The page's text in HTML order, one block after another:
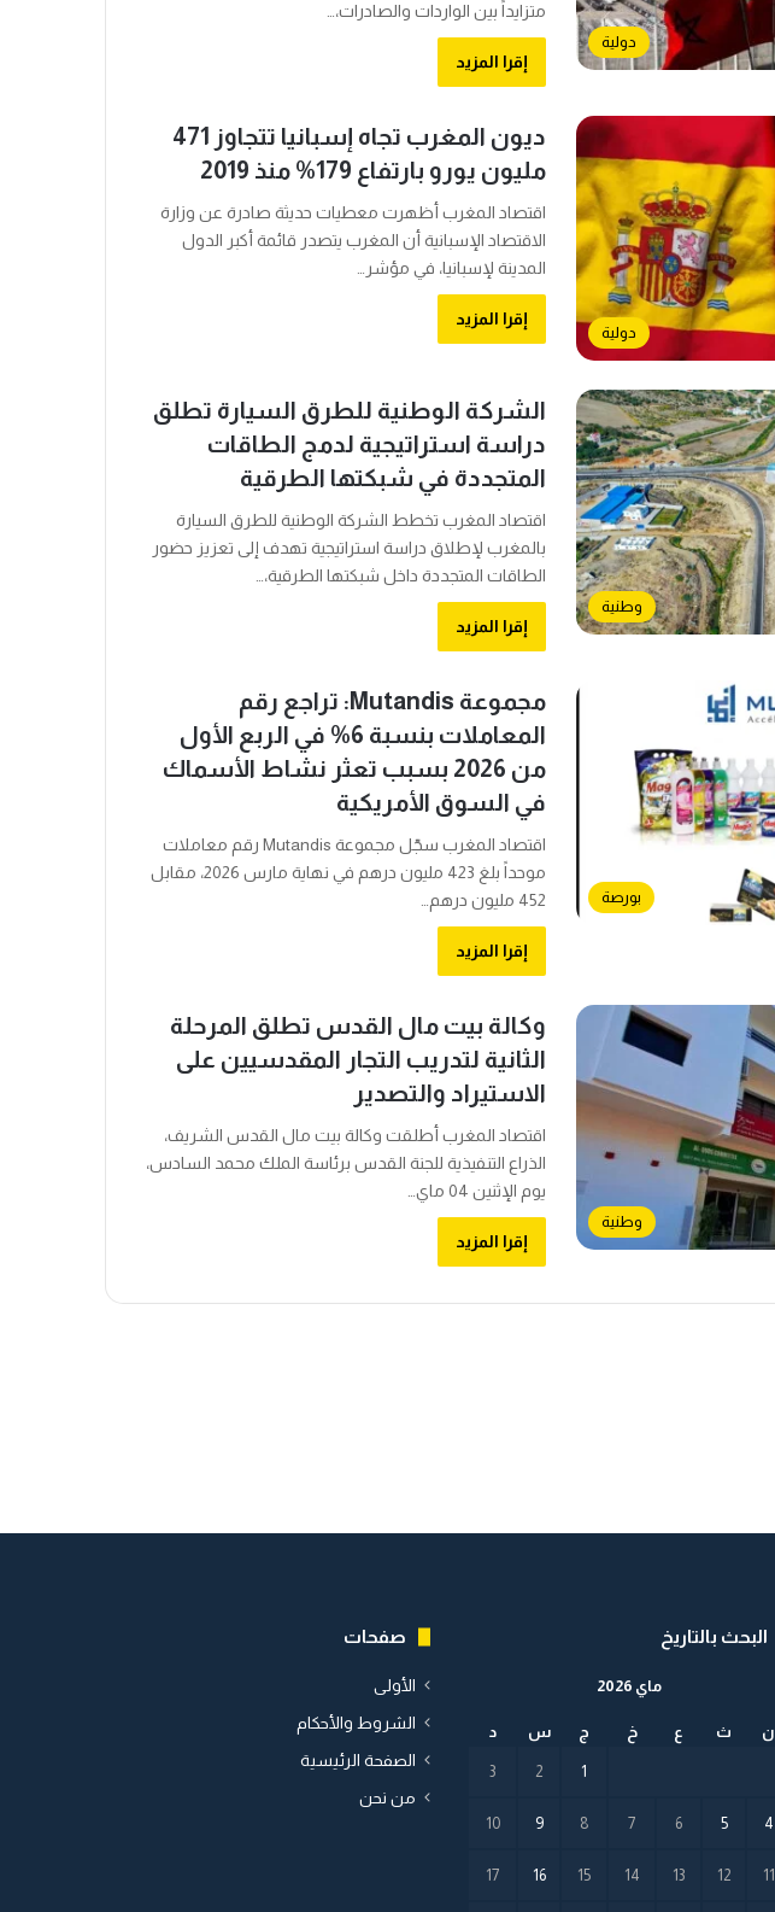
دولية
متزايداً بين الواردات والصادرات،…
إقرا المزيد
دولية
ديون المغرب تجاه إسبانيا تتجاوز 471
مليون يورو بارتفاع 179% منذ 2019
اقتصاد المغرب أظهرت معطيات حديثة صادرة عن وزارة
الاقتصاد الإسبانية أن المغرب يتصدر قائمة أكبر الدول
المدينة لإسبانيا، في مؤشر…
إقرا المزيد
وطنية
الشركة الوطنية للطرق السيارة تطلق
دراسة استراتيجية لدمج الطاقات
المتجددة في شبكتها الطرقية
اقتصاد المغرب تخطط الشركة الوطنية للطرق السيارة
بالمغرب لإطلاق دراسة استراتيجية تهدف إلى تعزيز حضور
الطاقات المتجددة داخل شبكتها الطرقية،…
إقرا المزيد
بورصة
مجموعة Mutandis: تراجع رقم
المعاملات بنسبة 6% في الربع الأول
من 2026 بسبب تعثر نشاط الأسماك
في السوق الأمريكية
اقتصاد المغرب سجّل مجموعة Mutandis رقم معاملات
موحداً بلغ 423 مليون درهم في نهاية مارس 2026، مقابل
452 مليون درهم…
إقرا المزيد
وطنية
وكالة بيت مال القدس تطلق المرحلة
الثانية لتدريب التجار المقدسيين على
الاستيراد والتصدير
اقتصاد المغرب أطلقت وكالة بيت مال القدس الشريف،
الذراع التنفيذية للجنة القدس برئاسة الملك محمد السادس،
يوم الإثنين 04 ماي…
إقرا المزيد
البحث بالتاريخ
ماي 2026
ن ث ع خ ج س د
1
2
3
4
5
6
7
8
9
10
11
12
13
14
15
16
17
صفحات
الأولى
الشروط والأحكام
الصفحة الرئيسية
من نحن